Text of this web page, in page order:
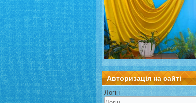
Авторизація на сайті
Логін